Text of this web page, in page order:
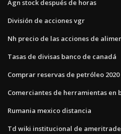
Agn stock después de horas
División de acciones vgr
Nh precio de las acciones de
Tasas de divisas banco de canadá
Comprar reservas de petróleo 2020
Comerciantes de herramientas en
Rumania mexico distancia
Td wiki institucional de ameritrade